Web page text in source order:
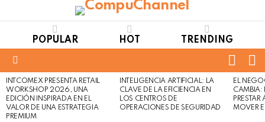
POPULAR HOT TRENDING
LATEST
STORIES
INTCOMEX PRESENTA RETAIL
WORKSHOP 2026, UNA
EDICIÓN INSPIRADA EN EL
VALOR DE UNA ESTRATEGIA
PREMIUM
INTELIGENCIA ARTIFICIAL: LA
CLAVE DE LA EFICIENCIA EN
LOS CENTROS DE
OPERACIONES DE SEGURIDAD
EL
CAMBIA:
MOVER